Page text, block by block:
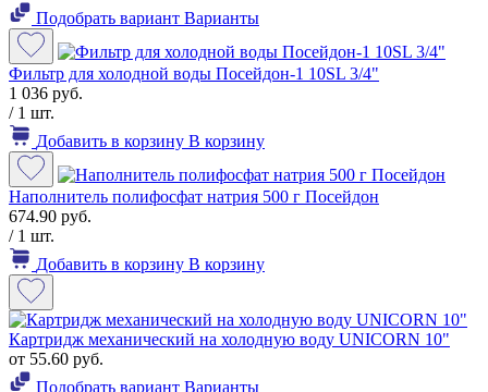
Подобрать вариант Варианты
Фильтр для холодной воды Посейдон-1 10SL 3/4"
1 036 руб.
/ 1 шт.
Добавить в корзину В корзину
Наполнитель полифосфат натрия 500 г Посейдон
674.90 руб.
/ 1 шт.
Добавить в корзину В корзину
Картридж механический на холодную воду UNICORN 10"
от 55.60 руб.
Подобрать вариант Варианты